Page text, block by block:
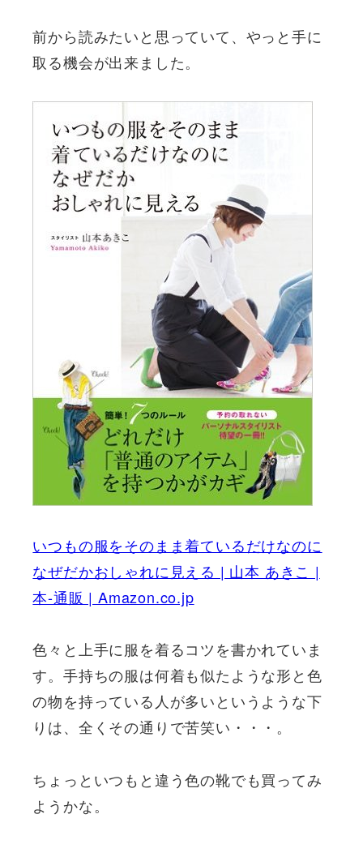
前から読みたいと思っていて、やっと手に
取る機会が出来ました。
いつもの服をそのまま着ているだけなのに
なぜだかおしゃれに見える | 山本 あきこ |
本-通販 | Amazon.co.jp
色々と上手に服を着るコツを書かれていま
す。手持ちの服は何着も似たような形と色
の物を持っている人が多いというような下
りは、全くその通りで苦笑い・・・。
ちょっといつもと違う色の靴でも買ってみ
ようかな。